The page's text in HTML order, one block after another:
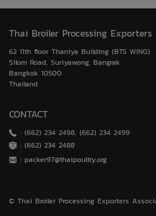
Thai Broiler Processing
62 11th floor Thaniya Building (BTS WING)
Silom Road, Suriyawong, Bangrak
Bangkok 10500
Thailand
CONTACT
: (662) 234 2498, (662) 234 2499
: (662) 234 2488
: packer97@thaipoultry.org
© Thai Broiler Processing Exporters